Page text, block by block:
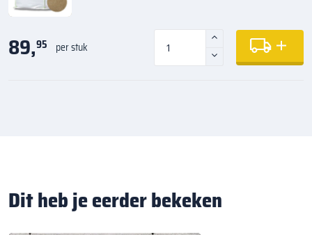
89,95 per stuk
Dit heb je eerder bekeken